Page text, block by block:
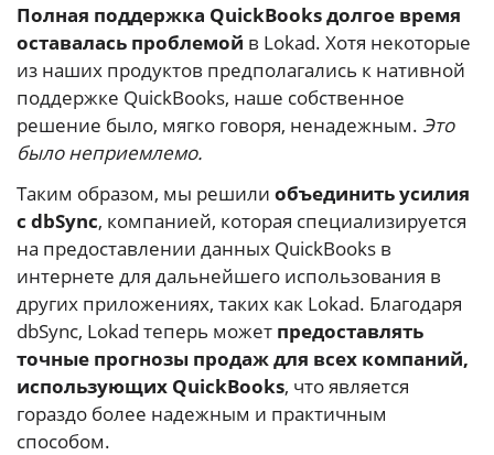
Полная поддержка QuickBooks долгое время
оставалась проблемой в Lokad. Хотя некоторые
из наших продуктов предполагались к нативной
поддержке QuickBooks, наше собственное
решение было, мягко говоря, ненадежным. Это
было неприемлемо.
Таким образом, мы решили объединить усилия
с dbSync, компанией, которая специализируется
на предоставлении данных QuickBooks в
интернете для дальнейшего использования в
других приложениях, таких как Lokad. Благодаря
dbSync, Lokad теперь может предоставлять
точные прогнозы продаж для всех компаний,
использующих QuickBooks, что является
гораздо более надежным и практичным
способом.